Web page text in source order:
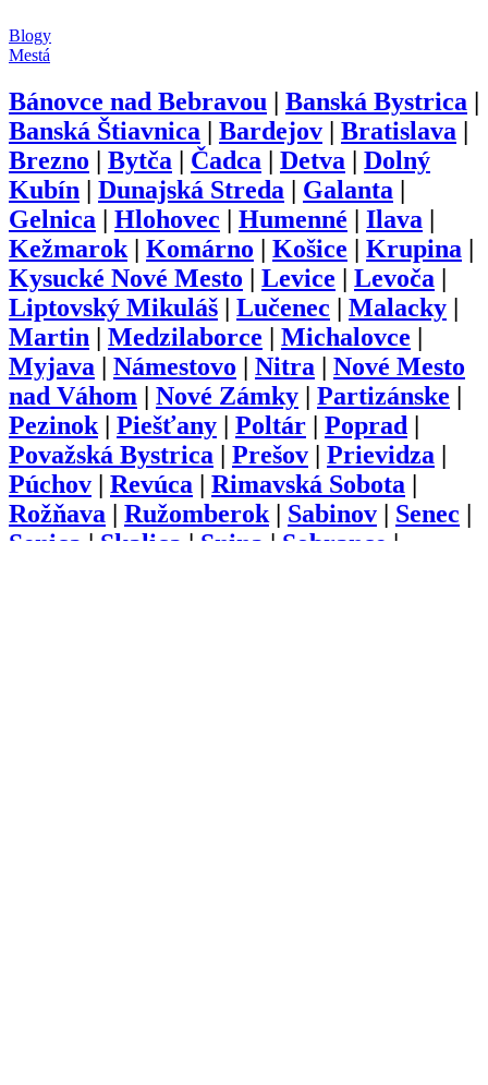
Blogy
Mestá
Bánovce nad Bebravou | Banská Bystrica |
Banská Štiavnica | Bardejov | Bratislava |
Brezno | Bytča | Čadca | Detva | Dolný
Kubín | Dunajská Streda | Galanta |
Gelnica | Hlohovec | Humenné | Ilava |
Kežmarok | Komárno | Košice | Krupina |
Kysucké Nové Mesto | Levice | Levoča |
Liptovský Mikuláš | Lučenec | Malacky |
Martin | Medzilaborce | Michalovce |
Myjava | Námestovo | Nitra | Nové Mesto
nad Váhom | Nové Zámky | Partizánske |
Pezinok | Piešťany | Poltár | Poprad |
Považská Bystrica | Prešov | Prievidza |
Púchov | Revúca | Rimavská Sobota |
Rožňava | Ružomberok | Sabinov | Senec |
Senica | Skalica | Snina | Sobrance |